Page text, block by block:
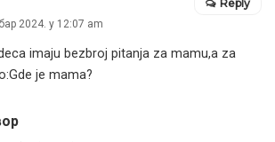
2024. у 12:07 am
imaju bezbroj pitanja za mamu,a za
je mama?
Reply